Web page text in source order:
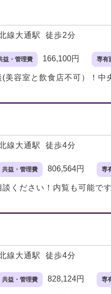
線大通駅 徒歩2分
益・管理費 166,100円 専有
容室と飲食店不可）！
線大通駅 徒歩4分
共益・管理費 806,564円 専
ください！内覧も可能で
線大通駅 徒歩4分
共益・管理費 828,124円 専